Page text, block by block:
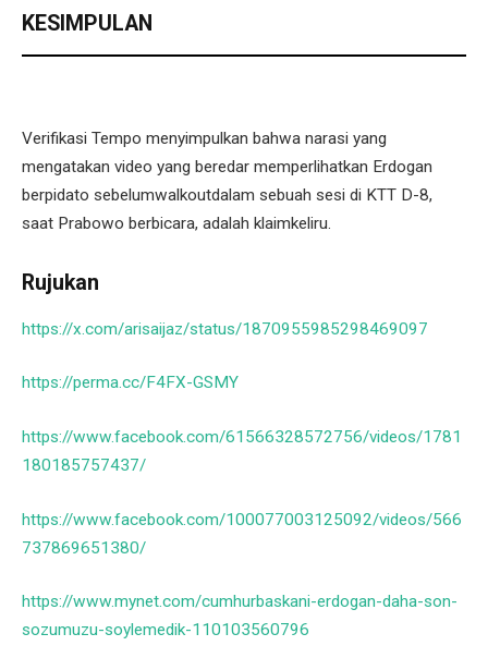
KESIMPULAN
Verifikasi Tempo menyimpulkan bahwa narasi yang
mengatakan video yang beredar memperlihatkan Erdogan
berpidato sebelumwalkoutdalam sebuah sesi di KTT D-8,
saat Prabowo berbicara, adalah klaimkeliru.
Rujukan
https://x.com/arisaijaz/status/1870955985298469097
https://perma.cc/F4FX-GSMY
https://www.facebook.com/61566328572756/videos/1781
180185757437/
https://www.facebook.com/100077003125092/videos/566
737869651380/
https://www.mynet.com/cumhurbaskani-erdogan-daha-son-
sozumuzu-soylemedik-110103560796